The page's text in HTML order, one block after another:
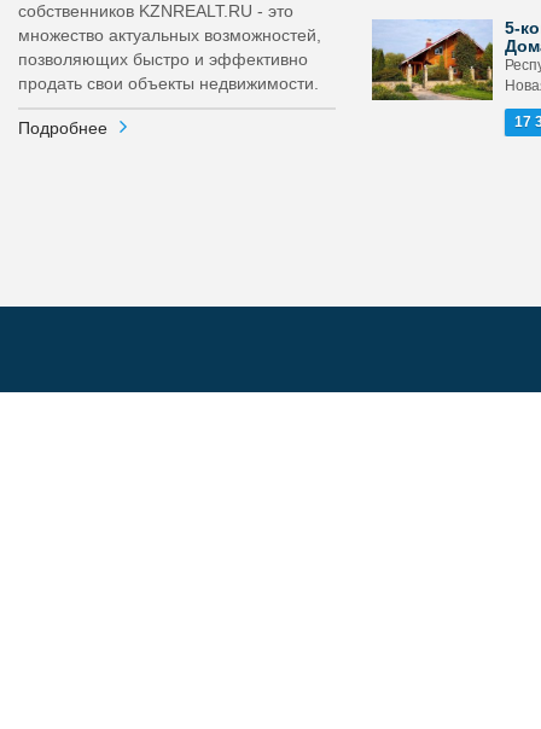
собственников KZNREALT.RU - это
множество актуальных возможностей,
позволяющих быстро и эффективно
продать свои объекты недвижимости.
Подробнее
5-
17